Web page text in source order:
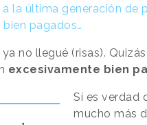
la última generación de
pagados…
ya no llegué (risas).
excesivamente bien
Sí es verdad
mucho más